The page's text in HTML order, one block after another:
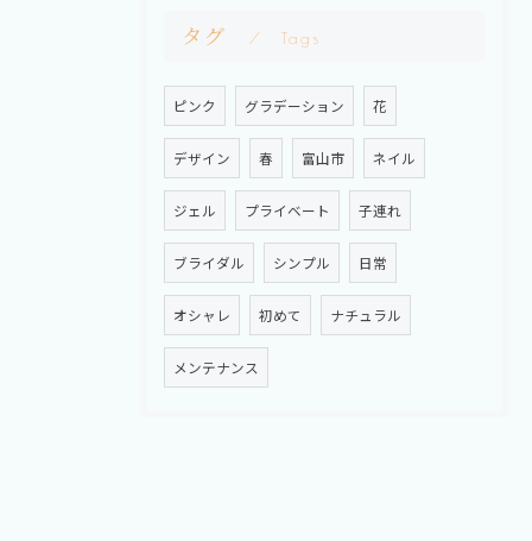
タグ Tags
ピンク グラデーション 花
デザイン 春 富山市 ネイル
ジェル プライベート 子連れ
ブライダル シンプル 日常
オシャレ 初めて ナチュラル
メンテナンス